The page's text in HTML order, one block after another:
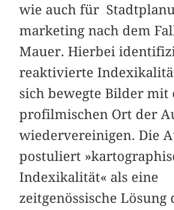
wie auch für
marketing nach dem
Mauer. Hierbei
reaktivierte
sich bewegte Bilder mit
profilmischen Ort der
wiedervereinigen. Die
postuliert
Indexikalität« als eine
zeitgenössische Lösung